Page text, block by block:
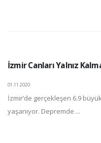
İzmir Canları Yalnız
01.11.2020
İzmir’de gerçekleşen 6.9
yaşanıyor. Depremde ...